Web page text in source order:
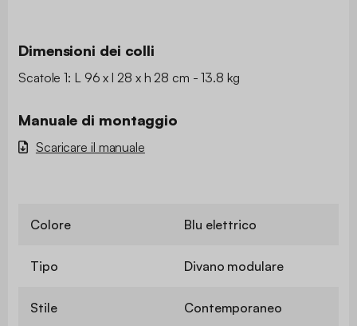
Dimensioni dei colli
Scatole 1: L 96 x l 28 x h 28 cm - 13.8 kg
Manuale di montaggio
Scaricare il manuale
Colore Blu elettrico
Tipo Divano modulare
Stile Contemporaneo